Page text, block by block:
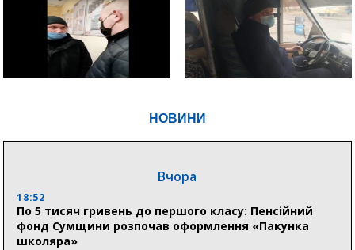
НОВИНИ
Вчора
18:52
По 5 тисяч гривень до першого класу: Пенсійний
фонд Сумщини розпочав оформлення «Пакунка
школяра»